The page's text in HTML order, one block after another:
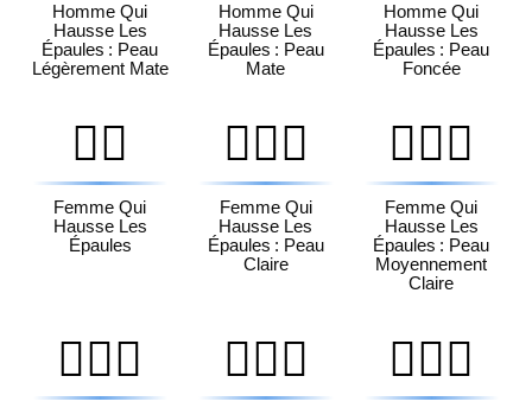
Homme Qui
Hausse Les
Épaules : Peau
Légèrement Mate
Homme Qui
Hausse Les
Épaules : Peau
Mate
Homme Qui
Hausse Les
Épaules : Peau
Foncée
🤷‍♀️
Femme Qui
Hausse Les
Épaules
🤷🏻‍♀️
Femme Qui
Hausse Les
Épaules : Peau
Claire
🤷🏼‍♀️
Femme Qui
Hausse Les
Épaules : Peau
Moyennement
Claire
🤷🏽‍♀️ 🤷🏾‍♀️ 🤷🏿‍♀️